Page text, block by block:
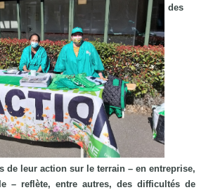
des
de leur action sur le terrain – en entreprise,
– reflète, entre autres, des difficultés de